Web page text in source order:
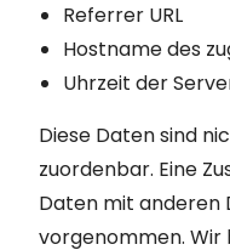
Referrer URL
Hostname des
Uhrzeit der
Diese Daten sind
zuordenbar. Eine
Daten mit anderen
vorgenommen. Wir